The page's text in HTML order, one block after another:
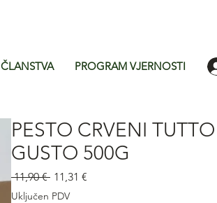
ČLANSTVA PROGRAM VJERNOSTI
PESTO CRVENI TUTTO
GUSTO 500G
11,90 € Redovna
cijena
11,31 €
Uključen PDV